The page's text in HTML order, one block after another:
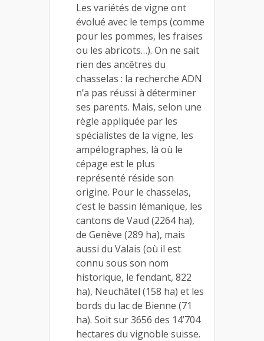
Les variétés de vigne ont
évolué avec le temps (comme
pour les pommes, les fraises
ou les abricots…). On ne sait
rien des ancêtres du
chasselas : la recherche ADN
n’a pas réussi à déterminer
ses parents. Mais, selon une
règle appliquée par les
spécialistes de la vigne, les
ampélographes, là où le
cépage est le plus
représenté réside son
origine. Pour le chasselas,
c’est le bassin lémanique, les
cantons de Vaud (2264 ha),
de Genève (289 ha), mais
aussi du Valais (où il est
connu sous son nom
historique, le fendant, 822
ha), Neuchâtel (158 ha) et les
bords du lac de Bienne (71
ha). Soit sur 3656 des 14’704
hectares du vignoble suisse.